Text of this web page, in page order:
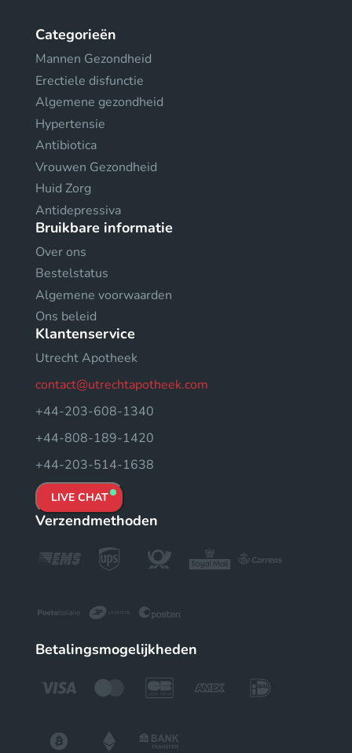
Categorieën
Mannen Gezondheid
Erectiele disfunctie
Algemene gezondheid
Hypertensie
Antibiotica
Vrouwen Gezondheid
Huid Zorg
Antidepressiva
Bruikbare informatie
Over ons
Bestelstatus
Algemene voorwaarden
Ons beleid
Klantenservice
Utrecht Apotheek
contact@utrechtapotheek.com
+44-203-608-1340
+44-808-189-1420
+44-203-514-1638
LIVE CHAT
Verzendmethoden
Betalingsmogelijkheden